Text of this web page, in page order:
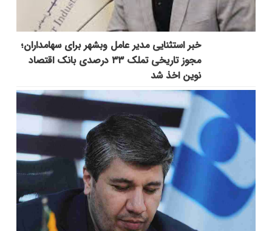
خبر استثنایی مدیر عامل وبشهر برای سهامداران؛
مجوز تاریخی تملک ۳۳ درصدی بانک اقتصاد
نوین اخذ شد